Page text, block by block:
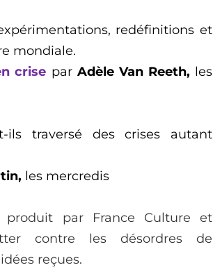
redéfinitions et
mondiale.
crise par Adèle Van Reeth, les
-ils traversé des crises autant
, les mercredis
produit par France Culture et
contre les désordres de
reçues.